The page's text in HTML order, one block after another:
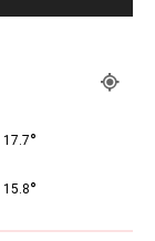
17.7°
15.8°